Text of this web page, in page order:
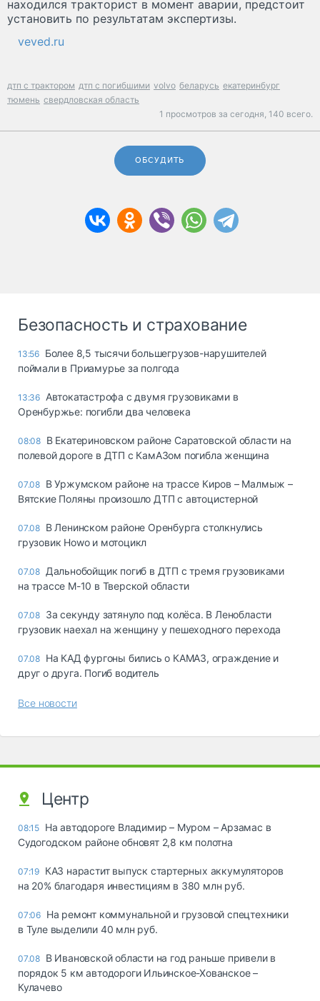
находился тракторист в момент аварии, предстоит
установить по результатам экспертизы.
veved.ru
дтп с трактором дтп с погибшими volvo беларусь екатеринбург
тюмень свердловская область
1 просмотров за сегодня, 140 всего.
ОБСУДИТЬ
Безопасность и страхование
13:56 Более 8,5 тысячи большегрузов-нарушителей
поймали в Приамурье за полгода
13:36 Автокатастрофа с двумя грузовиками в
Оренбуржье: погибли два человека
08:08 В Екатериновском районе Саратовской области на
полевой дороге в ДТП с КамАЗом погибла женщина
07.08 В Уржумском районе на трассе Киров – Малмыж –
Вятские Поляны произошло ДТП с автоцистерной
07.08 В Ленинском районе Оренбурга столкнулись
грузовик Howo и мотоцикл
07.08 Дальнобойщик погиб в ДТП с тремя грузовиками
на трассе М-10 в Тверской области
07.08 За секунду затянуло под колёса. В Ленобласти
грузовик наехал на женщину у пешеходного перехода
07.08 На КАД фургоны бились о КАМАЗ, ограждение и
друг о друга. Погиб водитель
Все новости
Центр
08:15 На автодороге Владимир – Муром – Арзамас в
Судогодском районе обновят 2,8 км полотна
07:19 КАЗ нарастит выпуск стартерных аккумуляторов
на 20% благодаря инвестициям в 380 млн руб.
07:06 На ремонт коммунальной и грузовой спецтехники
в Туле выделили 40 млн руб.
07.08 В Ивановской области на год раньше привели в
порядок 5 км автодороги Ильинское-Хованское –
Кулачево